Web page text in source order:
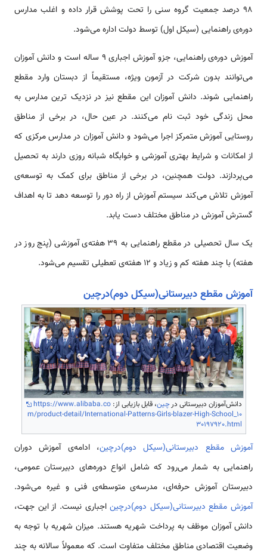
98 درصد جمعیت گروه سنی را تحت پوشش قرار داده و اغلب مدارس
دوره‌ی راهنمایی (سیکل اول) توسط دولت اداره می‌شود.
آموزش دوره‌ی راهنمایی، جزو آموزش اجباری 9 ساله است و دانش آموزان
می‌توانند بدون شرکت در آزمون ویژه، مستقیماً از دبستان وارد مقطع
راهنمایی شوند. دانش آموزان این مقطع نیز در نزدیک ترین مدارس به
محل زندگی خود ثبت نام می‌کنند. در عین حال، در برخی از مناطق
روستایی آموزش متمرکز اجرا می‌شود و دانش آموزان در مدارس مرکزی که
از امکانات و شرایط بهتری آموزشی و خوابگاه شبانه روزی دارند به تحصیل
می‌پردازند. دولت هم­چنین، در برخی از مناطق برای کمک به توسعه‌ی
آموزش تلاش می‌کند سیستم آموزش از راه دور را توسعه دهد تا به اهداف
گسترش آموزش در مناطق مختلف دست یابد.
یک سال تحصیلی در مقطع راهنمایی به 39 هفته‌ی آموزشی (پنج روز در
هفته) با چند هفته کم و زیاد و 12 هفته‌ی تعطیلی تقسیم می‌شود.
آموزش مقطع دبیرستانی(سیکل دوم)درچین
دانش‌آموزان دبیرستانی درچین، قابل بازیابی از:https://www.alibaba.co
m/product-detail/International-Patterns-Girls-blazer-High-School_10
30197920.html
آموزش مقطع دبیرستانی(سیکل دوم)درچین، ادامه‌ی آموزش دوران
راهنمایی به شمار می‌رود که شامل انواع دوره‌ها­ی دبیرستان عمومی،
دبیرستان آموزش حرفه‌ای، مدرسه‌ی متوسطه‌ی فنی و غیره می‌شود.
آموزش مقطع دبیرستانی(سیکل دوم)درچیناجباری نیست. از این جهت،
دانش آموزان موظف به پرداخت شهریه هستند. میزان شهریه با توجه به
وضعیت اقتصادی مناطق مختلف متفاوت است. که معمولاً سالانه به چند